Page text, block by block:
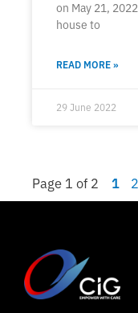
on May 21,
house to
READ MORE »
29 June 2022
Page 1 of 2 1 2